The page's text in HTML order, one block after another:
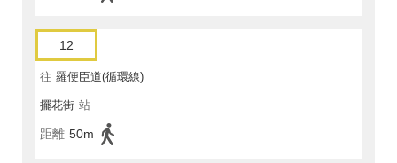
12
往 羅便臣道(循環線)
擺花街 站
距離 50m